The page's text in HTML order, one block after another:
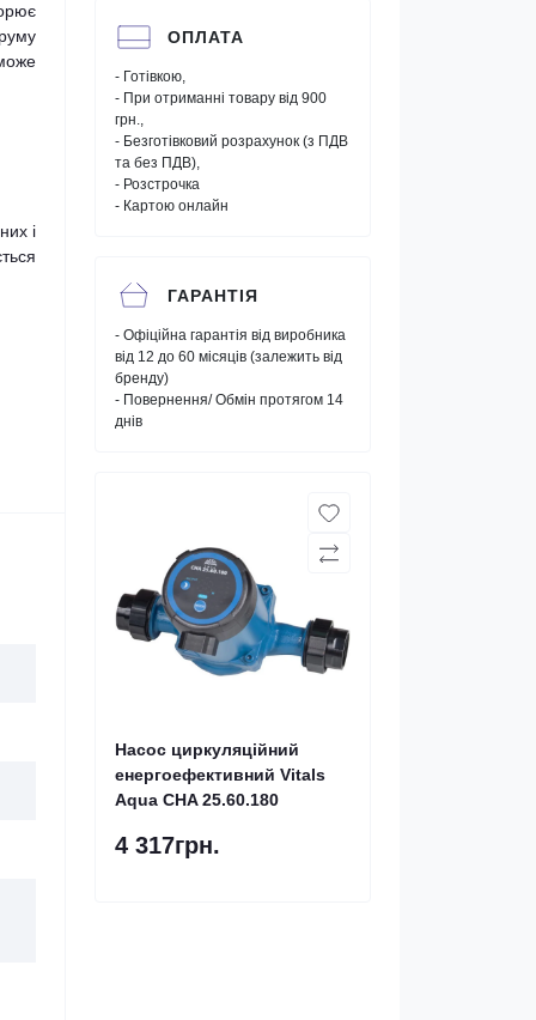
і
ОПЛАТА
- Готівкою,
- При отриманні товару від 900
грн.,
- Безготівковий розрахунок (з ПДВ
та без ПДВ),
- Розстрочка
- Картою онлайн
ГАРАНТІЯ
- Офіційна гарантія від виробника
від 12 до 60 місяців (залежить від
бренду)
- Повернення/ Обмін протягом 14
днів
Насос циркуляційний
енергоефективний Vitals
Aqua CHA 25.60.180
4 317грн.